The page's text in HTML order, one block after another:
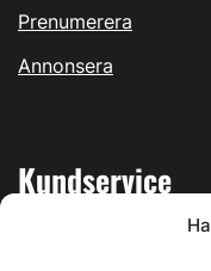
Prenumerera
Annonsera
Kundservice